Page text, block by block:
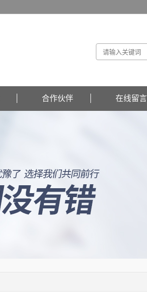
合作伙伴 在线留言